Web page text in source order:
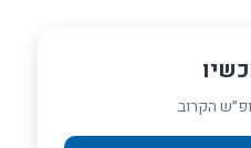
הקרוב